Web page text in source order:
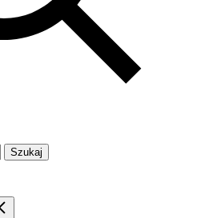
Szukaj